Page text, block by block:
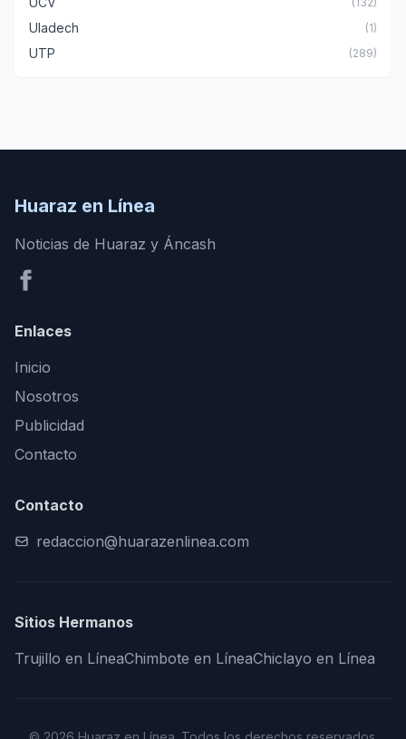
Uladech (1)
UTP (289)
Huaraz en Línea
Noticias de Huaraz y Áncash
Enlaces
Inicio
Nosotros
Publicidad
Contacto
Contacto
redaccion@huarazenlinea.com
Sitios Hermanos
Trujillo en LíneaChimbote en LíneaChiclayo en Línea